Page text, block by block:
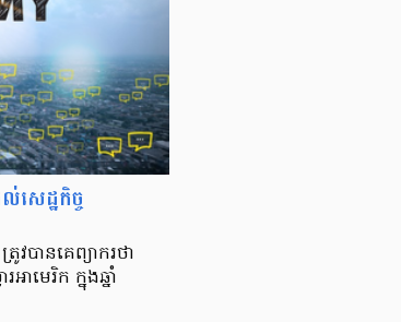
សេដ្ឋកិច្ច
បានគេព្យាករថា
មេរិក ក្នុងឆ្នាំ